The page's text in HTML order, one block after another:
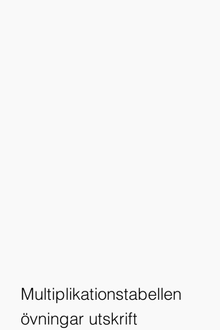
Multiplikationstabellen
övningar utskrift